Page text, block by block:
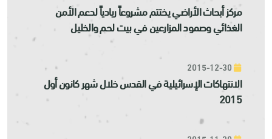
مركز أبحاث الأراضي يختتم مشروعاً ريادياً لدعم الأمن
الغذائي وصمود المزارعين في بيت لحم والخليل
الانتهاكات الإسرائيلية في القدس خلال شهر كانون أول
2015